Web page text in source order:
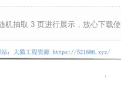
机抽取 3 页进行展示，放心下载